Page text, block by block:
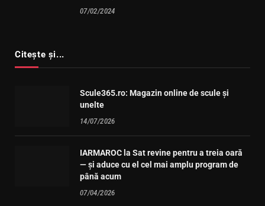
07/02/2024
Citește și...
Scule365.ro: Magazin online de scule și
unelte
14/07/2026
IARMAROC la Sat revine pentru a treia oară
— și aduce cu el cel mai amplu program de
până acum
07/04/2026